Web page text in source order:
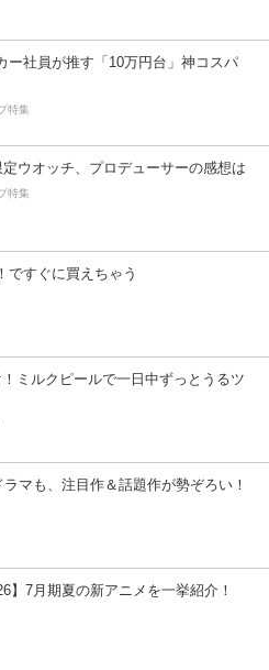
ー社員が推す「10万円台」神コスパ
特集
定ウオッチ、プロデューサーの感想は
特集
ですぐに買えちゃう
ミルクピールで一日中ずっとうるツ
マも、注目作＆話題作が勢ぞろい！
】7月期夏の新アニメを一挙紹介！